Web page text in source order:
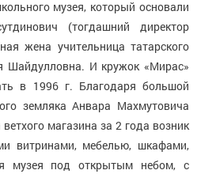
музея, который основали
(тогдашний директор
жена учительница татарского
Шайдулловна. И кружок «Мирас»
в 1996 г. Благодаря большой
земляка Анвара Махмутовича
магазина за 2 года возник
витринами, мебелью, шкафами,
музея под открытым небом, с